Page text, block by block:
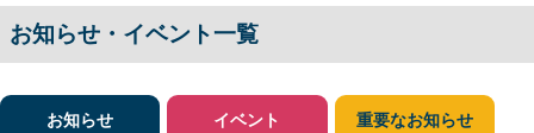
お知らせ・イベント一覧
お知らせ イベント 重要なお知らせ